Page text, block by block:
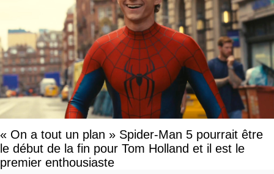
« On a tout un plan » Spider-Man 5 pourrait être
le début de la fin pour Tom Holland et il est le
premier enthousiaste